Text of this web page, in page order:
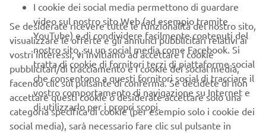
nuove mete, la moto permette di vivere l’asfalto con
agilitàeadrenalina, regalando una sensazione di volo e
movimento senza limiti.
1/16
💧 ACQUA
I cookie dei social media permettono di guardare
video sul nostro sito Web (ad esempio tramite
YouTube) e di condividere facilmente contenuti del
nostro sito, su un social media come Facebook. Si
tratta di cookie di fornitori terzi di piattaforme social
che consentono a questi fornitori social di tracciare il
vostro comportamento di navigazione su Internet e
di utilizzarlo per i propri scopi.
Se desiderate ricevere tutte le funzionalità del nostro sito,
visualizzare le offerte e gli annunci pubblicitari relativi ai
vostri interessi, vi invitiamo ad accettare i cookie
pubblicitari/di tracciamento e i cookie dei social media,
facendo clic sul pulsante di conferma. Se decidete di non
accettare questi cookie o desiderate accettare solo una
categoria specifica di cookie (per esempio solo i cookie dei
social media), sarà necessario fare clic sul pulsante in